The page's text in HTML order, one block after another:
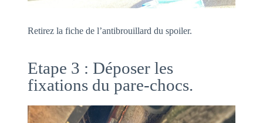
Retirez la fiche de l’antibrouillard du spoiler.
Etape 3 : Déposer les
fixations du pare-chocs.